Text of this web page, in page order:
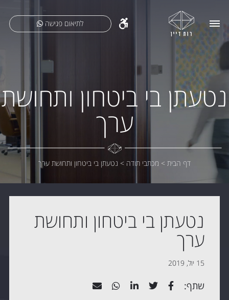
לתיאום פגישה
נטעתן בי ביטחון ותחושת
ערך
דף הבית > מכתבי תודה > נטעתן בי ביטחון ותחושת ערך
נטעתן בי ביטחון ותחושת
ערך
15 יול, 2019
שתף: